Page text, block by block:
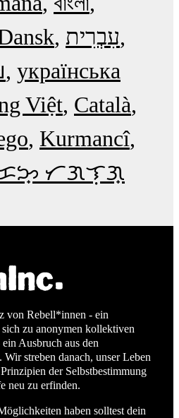
עִבְרִית
українська
Việt Català
Kurmancî
ᜆᜄᜎᜓᜄ᜔
von Rebell*innen - ein
zu anonymen kollektiven
Ausbruch aus den
streben danach, unser Leben
der Selbstbestimmung
neu zu erfinden.
haben solltest dein